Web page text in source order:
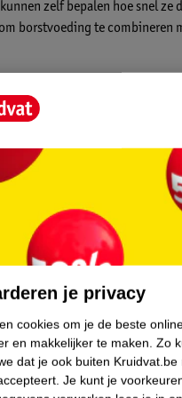
zelf bepalen hoe snel ze
borstvoeding te combineren
baby, waardoor je borstvoeding
alleen melk doorlaat als je
de melk ook.
van een borst na te bootsen,
je privacy
cookies om je de beste
en makkelijker te maken. Zo
dat je ook buiten
Je kunt je